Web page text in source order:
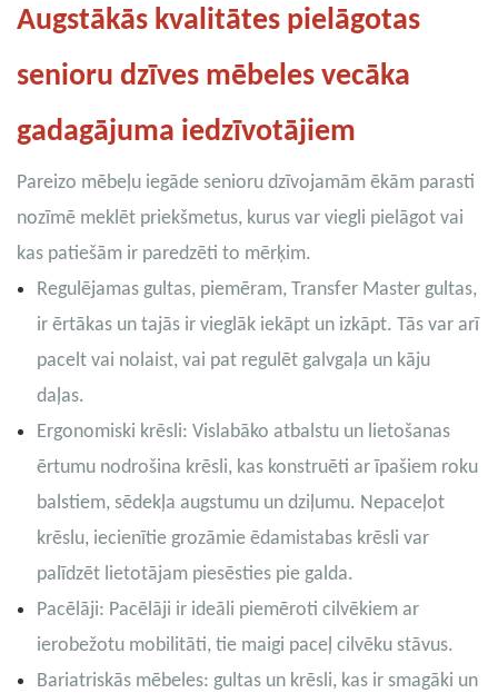
Augstākās kvalitātes pielāgotas
senioru dzīves mēbeles vecāka
gadagājuma iedzīvotājiem
Pareizo mēbeļu iegāde senioru dzīvojamām ēkām parasti
nozīmē meklēt priekšmetus, kurus var viegli pielāgot vai
kas patiešām ir paredzēti to mērķim.
Regulējamas gultas, piemēram, Transfer Master gultas,
ir ērtākas un tajās ir vieglāk iekāpt un izkāpt. Tās var arī
pacelt vai nolaist, vai pat regulēt galvgaļa un kāju
daļas.
Ergonomiski krēsli: Vislabāko atbalstu un lietošanas
ērtumu nodrošina krēsli, kas konstruēti ar īpašiem roku
balstiem, sēdekļa augstumu un dziļumu. Nepaceļot
krēslu, iecienītie grozāmie ēdamistabas krēsli var
palīdzēt lietotājam piesēsties pie galda.
Pacēlāji: Pacēlāji ir ideāli piemēroti cilvēkiem ar
ierobežotu mobilitāti, tie maigi paceļ cilvēku stāvus.
Bariatriskās mēbeles: gultas un krēsli, kas ir smagāki un